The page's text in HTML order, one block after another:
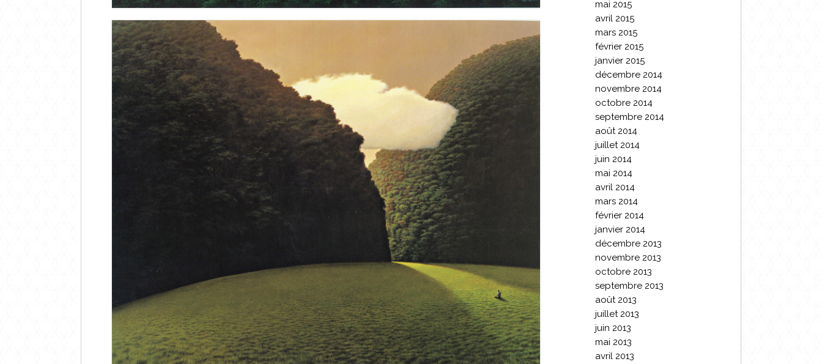
mai 2015
avril 2015
mars 2015
février 2015
janvier 2015
décembre 2014
novembre 2014
octobre 2014
septembre 2014
août 2014
juillet 2014
juin 2014
mai 2014
avril 2014
mars 2014
février 2014
janvier 2014
décembre 2013
novembre 2013
octobre 2013
septembre 2013
août 2013
juillet 2013
juin 2013
mai 2013
avril 2013